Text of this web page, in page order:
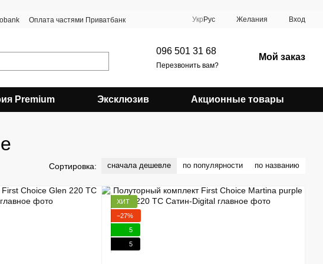
Оплата частями Приватбанк Укр Рус Желания Вход
096 501 31 68
Перезвонить вам?
Мой заказ
Premium Эксклюзив Акционные товары
Сортировка: сначала дешевле по популярности по названию
ХИТ
−27%
5
5